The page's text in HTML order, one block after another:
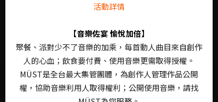
活動詳情
【音樂佐宴 愉悅加倍】
聚餐、派對少不了音樂的加乘，每首動人曲目來自創作
人的心血； 飲食要付費、使用音樂更需取得授權。
MÜST是全台最大集管團體，為創作人管理作品公開
權， 協助音樂利用人取得權利；公開使用音樂，請找
都會饗樂 微醺時光
當一個人走在城市裡太久，
會開始渴望一座URBAN PARADISE。